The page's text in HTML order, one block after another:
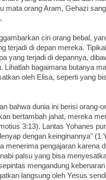
mata orang Aram, Gehazi
ciri orang bebal,
terjadi di depan mereka.
yang terjadi di depannya,
Lihatlah bagaimana butanya
oleh Elisa, seperti yang
bahwa dunia ini berisi orang-
bertambah jahat, mereka
3:13). Lantas Yohanes
dengan keinginannya" (1
menerima pengajaran karena
palsu yang bisa
mengandung
langsung oleh Yesus